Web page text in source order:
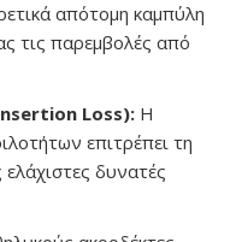
απότομη καμπύλη
τις παρεμβολές από
Loss): Η
επιτρέπει τη
δυνατές